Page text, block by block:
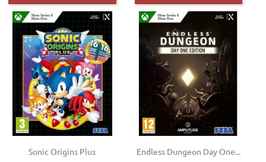
Sonic Origins Plus Endless Dungeon Day One...